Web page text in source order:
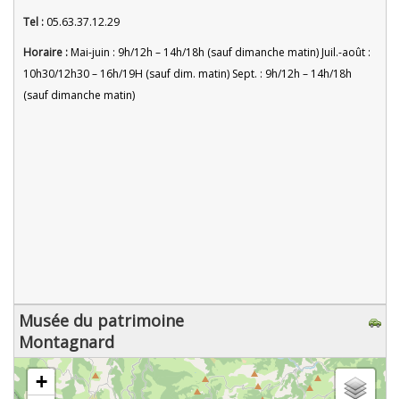
Tel : 05.63.37.12.29
Horaire :Mai-juin : 9h/12h – 14h/18h (sauf dimanche matin) Juil.-août :
10h30/12h30 – 16h/19H (sauf dim. matin) Sept. : 9h/12h – 14h/18h
(sauf dimanche matin)
Musée du patrimoine
Montagnard
chargement de la carte - veuillez patienter...
+